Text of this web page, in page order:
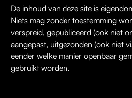
De inhoud van deze site is
Niets mag zonder toestemming
verspreid, gepubliceerd (ook niet
aangepast, uitgezonden (ook niet
eender welke manier openbaar
gebruikt worden.